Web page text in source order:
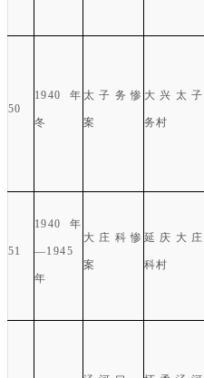
50
1940 年
冬
太子务惨
案
大兴太子
务村
51
1940 年
—1945
年
大庄科惨
案
延庆大庄
科村